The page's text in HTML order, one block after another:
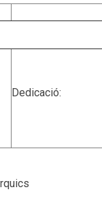
Dedicació: